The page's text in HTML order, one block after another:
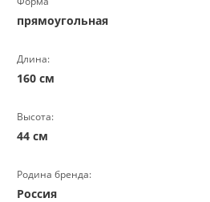
прямоугольная
Длина:
160 см
Высота:
44 см
Родина бренда:
Россия